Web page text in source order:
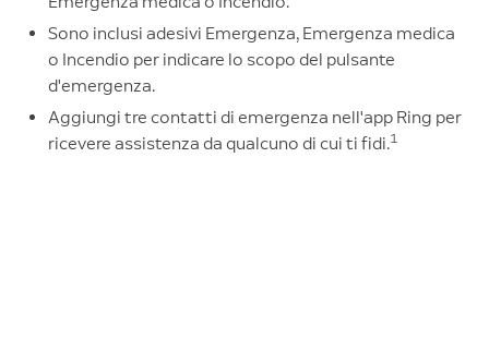
Sono inclusi adesivi Emergenza, Emergenza medica
o Incendio per indicare lo scopo del pulsante
d'emergenza.
Aggiungi tre contatti di emergenza nell'app Ring per
ricevere assistenza da qualcuno di cui ti fidi.1